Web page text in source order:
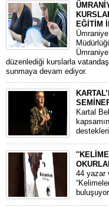
EĞİTİM
düzenlediği kurslarla
sunmaya devam ediyor.
Kartal
44 yazar